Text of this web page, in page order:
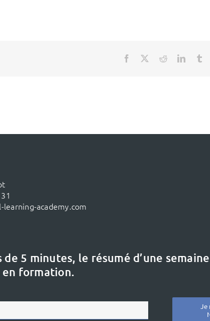
academy.com
de 5 minutes, le résumé d’une
en formation.
Je
«